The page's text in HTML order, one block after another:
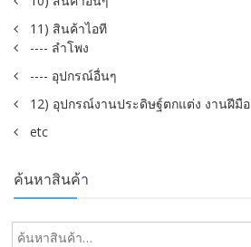
11) สินค้าไอที
---- ลำโพง
---- อุปกรณ์อื่นๆ
12) อุปกรณ์งานประดิษฐ์ตกแต่ง งานฝีมือ
etc
ค้นหาสินค้า
ค้นหา: